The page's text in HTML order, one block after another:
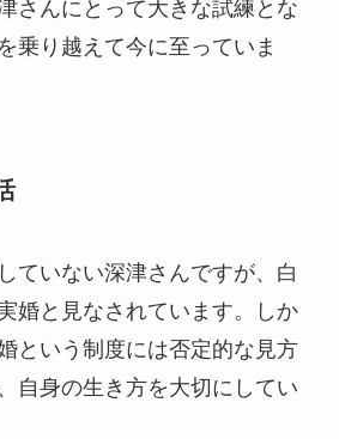
さんにとって大きな試練とな
乗り越えて今に至っていま
ていない深津さんですが、白
婚と見なされています。しか
という制度には否定的な見方
自身の生き方を大切にしてい